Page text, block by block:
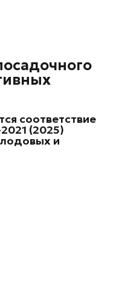
соответствие
(2025)
и